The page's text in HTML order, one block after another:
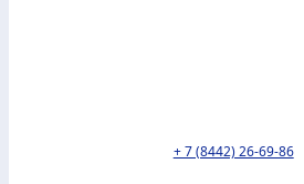
+ 7 (8442) 26-69-86.